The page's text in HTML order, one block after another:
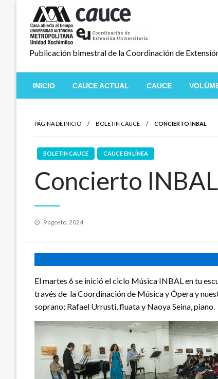
contenido
Publicación bimestral de la Coordinación de
INICIO CAUCE ACTUAL CAUCE
PÁGINA DE INICIO BOLETIN CAUCE CONCIERTO INBAL
BOLETIN CAUCE CAUCE EN LÍNEA
Concierto INBAL
Publicado
9 agosto, 2024
El martes 6 se inició el ciclo Música INBAL en tu
través de la Coordinación de Música y Ópera y
soprano; Rafael Urrusti, fluata y Naoya Seina, piano.